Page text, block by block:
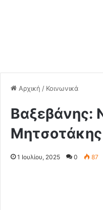
Αρχική / Κοινωνικά
Βαξεβάνης:
1 Ιουλίου, 2025 0 87